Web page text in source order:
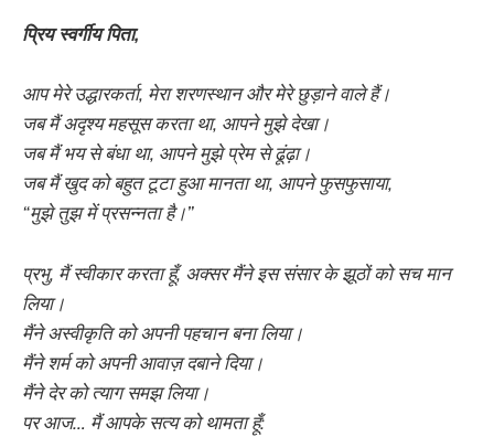
प्रिय स्वर्गीय पिता,
आप मेरे उद्धारकर्ता, मेरा शरणस्थान और मेरे छुड़ाने वाले हैं।
जब मैं अदृश्य महसूस करता था, आपने मुझे देखा।
जब मैं भय से बंधा था, आपने मुझे प्रेम से ढूंढ़ा।
जब मैं खुद को बहुत टूटा हुआ मानता था, आपने फुसफुसाया,
“मुझे तुझ में प्रसन्नता है।”
प्रभु, मैं स्वीकार करता हूँ, अक्सर मैंने इस संसार के झूठों को सच मान
लिया।
मैंने अस्वीकृति को अपनी पहचान बना लिया।
मैंने शर्म को अपनी आवाज़ दबाने दिया।
मैंने देर को त्याग समझ लिया।
पर आज… मैं आपके सत्य को थामता हूँ: